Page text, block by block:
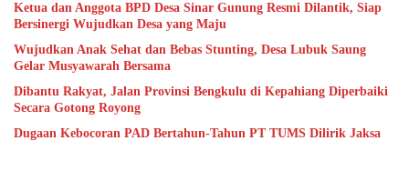
Ketua dan Anggota BPD Desa Sinar Gunung Resmi Dilantik, Siap
Bersinergi Wujudkan Desa yang Maju
Wujudkan Anak Sehat dan Bebas Stunting, Desa Lubuk Saung
Gelar Musyawarah Bersama
Dibantu Rakyat, Jalan Provinsi Bengkulu di Kepahiang Diperbaiki
Secara Gotong Royong
Dugaan Kebocoran PAD Bertahun-Tahun PT TUMS Dilirik Jaksa